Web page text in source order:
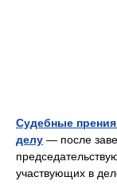
Судебные
делу — после
участвующих в